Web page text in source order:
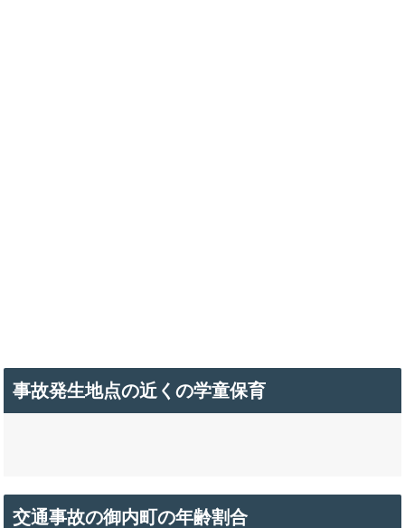
事故発生地点の近くの学童保育
交通事故の御内町の年齢割合